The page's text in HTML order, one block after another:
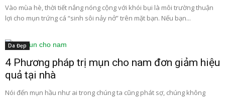
Vào mùa hè, thời tiết nắng nóng cộng với khói bụi là môi trường thuận
lợi cho mụn trứng cá “sinh sôi nảy nở” trên mặt bạn. Nếu bạn...
Da Đẹp
4 Phương pháp trị mụn cho nam đơn giảm hiệu
quả tại nhà
Nói đến mụn hầu như ai trong chúng ta cũng phát sợ, chúng không